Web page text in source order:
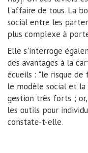
l'affaire de tous. La
social entre les
plus complexe à
Elle s'interroge
des avantages à la
écueils : "le risque
le modèle social et la
gestion très forts ;
les outils pour
constate-t-elle.